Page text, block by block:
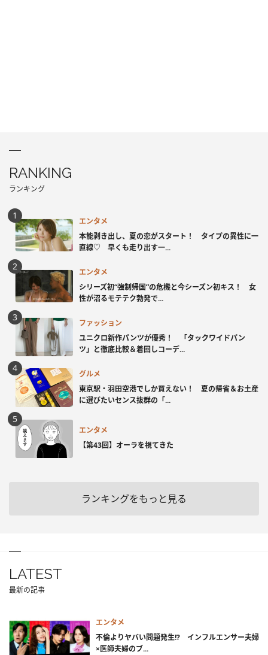
RANKING
ランキング
エンタメ
本能剥き出し、夏の恋がスタート！ タイプの異性に一
直線♡ 早くも走り出す一...
エンタメ
シリーズ初“強制帰国”の危機と今シーズン初キス！ 女
性が沼るモテテク勃発で...
ファッション
ユニクロ新作パンツが優秀！ 「タックワイドパン
ツ」と徹底比較＆着回しコーデ...
グルメ
東京駅・羽田空港でしか買えない！ 夏の帰省＆お土産
に選びたいセンス抜群の「...
エンタメ
【第43回】オーラを視てきた
ランキングをもっと見る
LATEST
最新の記事
エンタメ
不倫よりヤバい問題発生!? インフルエンサー夫婦
×医師夫婦のブ...